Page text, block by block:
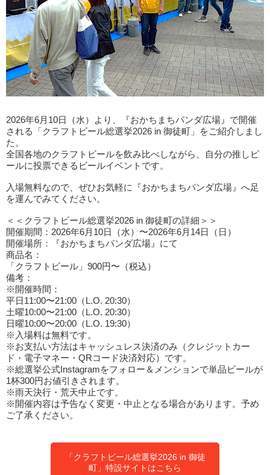
2026年6月10日（水）より、『おかちまちパンダ広場』で開催
される「クラフトビール総選挙2026 in 御徒町」をご紹介しまし
た。
全国各地のクラフトビールを飲み比べしながら、自分の推しビ
ールに投票できるビールイベントです。
入場無料なので、ぜひお気軽に『おかちまちパンダ広場』へ足
を運んでみてください。
＜＜クラフトビール総選挙2026 in 御徒町の詳細＞＞
開催期間：2026年6月10日（水）〜2026年6月14日（日）
開催場所：『おかちまちパンダ広場』にて
商品名：
「クラフトビール」900円〜（税込）
備考：
※開催時間：
平日11:00〜21:00（L.O. 20:30）
土曜10:00〜21:00（L.O. 20:30）
日曜10:00〜20:00（L.O. 19:30）
※入場料は無料です。
※お支払い方法はキャッシュレス決済のみ（クレジットカー
ド・電子マネー・QRコード決済対応）です。
※総選挙公式Instagramをフォロー＆メンションで単品ビールが
1杯300円お値引きされます。
※雨天決行・荒天中止です。
※開催内容は予告なく変更・中止となる場合があります。予め
ご了承ください。
「クラフトビール総選挙2026 in 御徒
町」特設サイトはこちら